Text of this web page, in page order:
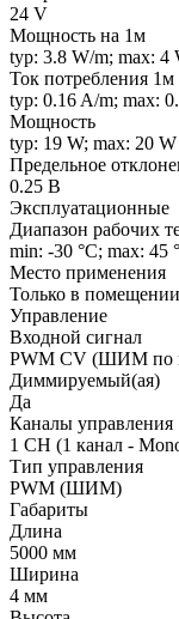
24 V
Мощность на 1м
typ: 3.8 W/m; max: 4
Ток потребления 1м
typ: 0.16 A/m; max:
Мощность
typ: 19 W; max: 20 W
Предельное
0.25 В
Эксплуатационные
Диапазон рабочих
min: -30 °C; max: 45
Место применения
Только в помещении
Управление
Входной сигнал
PWM СV (ШИМ по
Диммируемый(ая)
Да
Каналы управления
1 CH (1 канал -
Тип управления
PWM (ШИМ)
Габариты
Длина
5000 мм
Ширина
4 мм